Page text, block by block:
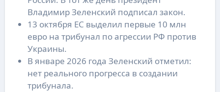
Владимир Зеленский подписал закон.
13 октября ЕС выделил первые 10 млн
евро на трибунал по агрессии РФ против
Украины.
В январе 2026 года Зеленский отметил:
нет реального прогресса в создании
трибунала.